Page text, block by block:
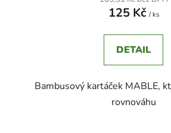
125 Kč / ks
DETAIL
Bambusový kartáček MABLE,
rovnováhu